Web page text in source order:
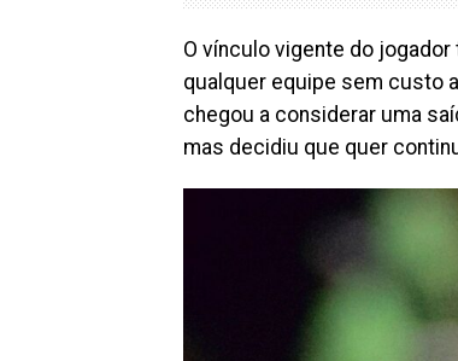
O vínculo vigente do
qualquer equipe sem custo
chegou a considerar uma
mas decidiu que quer